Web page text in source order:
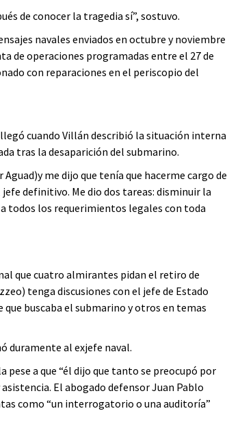
de conocer la tragedia sí”, sostuvo.
navales enviados en octubre y noviembre
de operaciones programadas entre el 27 de
con reparaciones en el periscopio del
cuando Villán describió la situación interna
tras la desaparición del submarino.
me dijo que tenía que hacerme cargo de
definitivo. Me dio dos tareas: disminuir la
todos los requerimientos legales con toda
que cuatro almirantes pidan el retiro de
tenga discusiones con el jefe de Estado
buscaba el submarino y otros en temas
duramente al exjefe naval.
pese a que “él dijo que tanto se preocupó por
El abogado defensor Juan Pablo
como “un interrogatorio o una auditoría”